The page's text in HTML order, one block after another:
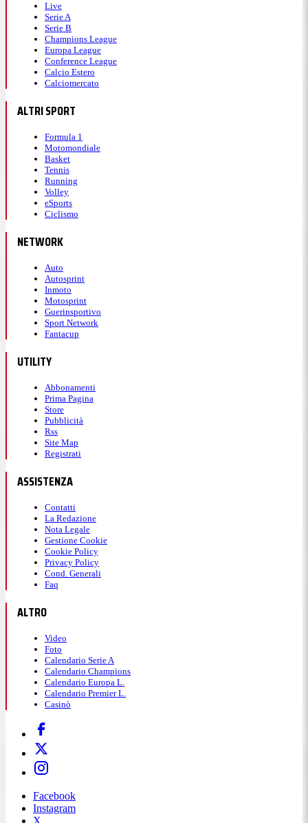
Live
Serie A
Serie B
Champions League
Europa League
Conference League
Calcio Estero
Calciomercato
ALTRI SPORT
Formula 1
Motomondiale
Basket
Tennis
Running
Volley
eSports
Ciclismo
NETWORK
Auto
Autosprint
Inmoto
Motosprint
Guerinsportivo
Sport Network
Fantacup
UTILITY
Abbonamenti
Prima Pagina
Store
Pubblicità
Rss
Site Map
Registrati
ASSISTENZA
Contatti
La Redazione
Nota Legale
Gestione Cookie
Cookie Policy
Privacy Policy
Cond. Generali
Faq
ALTRO
Video
Foto
Calendario Serie A
Calendario Champions
Calendario Europa L.
Calendario Premier L.
Casinò
Facebook
Instagram